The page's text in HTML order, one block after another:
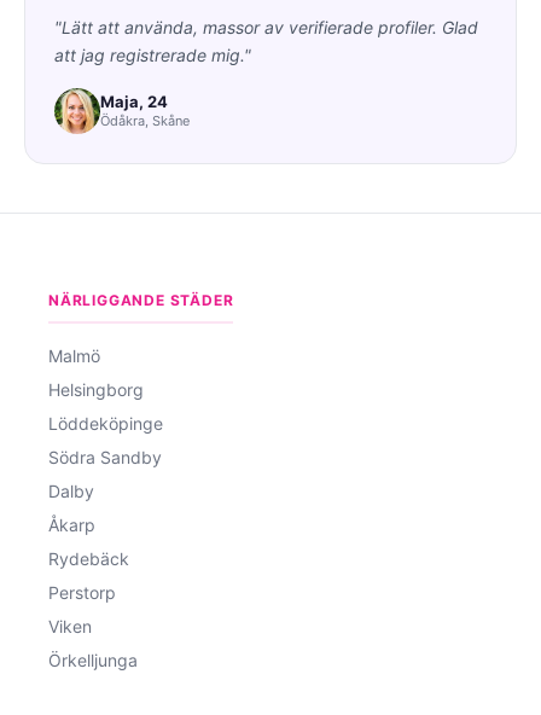
"Lätt att använda, massor av verifierade profiler. Glad
att jag registrerade mig."
Maja, 24
Ödåkra, Skåne
NÄRLIGGANDE STÄDER
Malmö
Helsingborg
Löddeköpinge
Södra Sandby
Dalby
Åkarp
Rydebäck
Perstorp
Viken
Örkelljunga